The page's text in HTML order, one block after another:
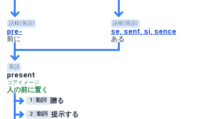
語根(英語)
pre-
前に
語根(英語)
se, sent, si, sence
ある
英語
present
コアイメージ
人の前に置く
1 動詞 贈る
2 動詞 提示する